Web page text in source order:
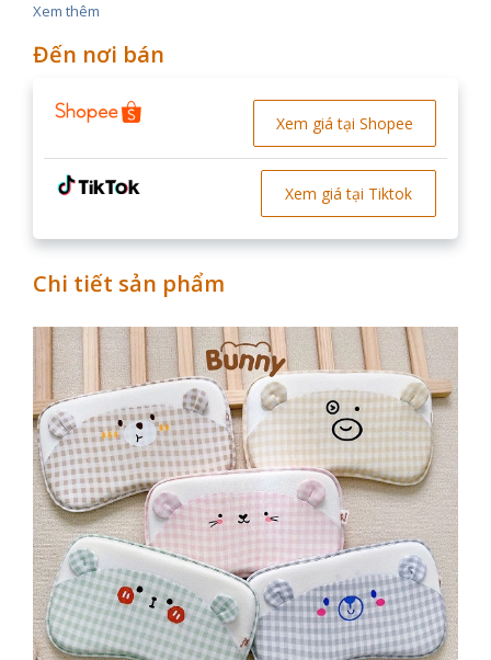
Xem thêm
Đến nơi bán
Xem giá tại Shopee
Xem giá tại Tiktok
Chi tiết sản phẩm